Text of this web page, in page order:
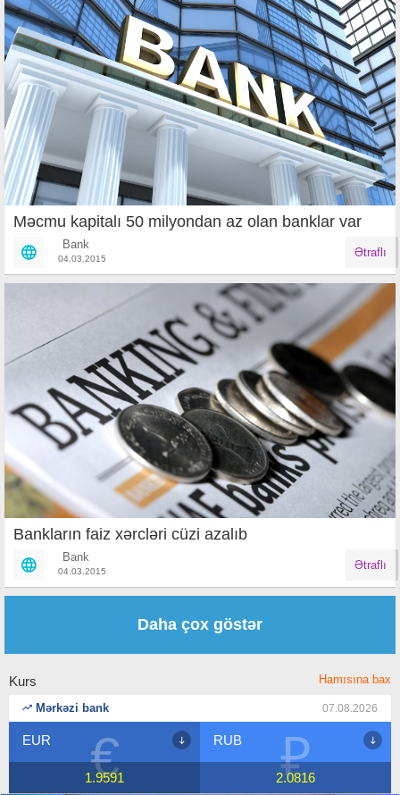
Məcmu kapitalı 50 milyondan az olan banklar var
Bank
04.03.2015 Ətraflı
Bankların faiz xərcləri cüzi azalıb
Bank
04.03.2015 Ətraflı
Daha çox göstər
Kurs Hamısına bax
Mərkəzi bank 07.08.2026
€
EUR
1.9591 ₽
RUB
2.0816